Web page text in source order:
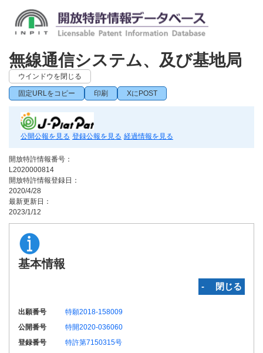
無線通信システム、及び基地局
ウインドウを閉じる
固定URLをコピー 印刷 XにPOST
公開公報を見る 登録公報を見る 経過情報を見る
開放特許情報番号：
L2020000814
開放特許情報登録日：
2020/4/28
最新更新日：
2023/1/12
基本情報
‐ 閉じる
出願番号
特願2018-158009
公開番号
特開2020-036060
登録番号
特許第7150315号